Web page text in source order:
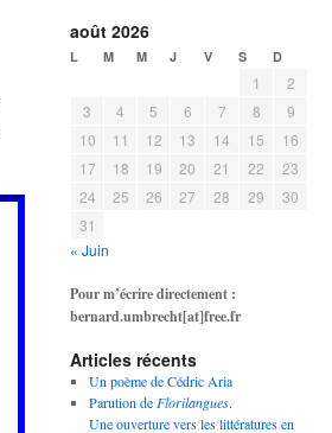
août 2026
L M M J V S D
1
2
3
4 5 6 7 8
9
10
11 12 13 14 15
16
17
18 19 20 21 22
23
24
25 26 27 28 29
30
31
« Juin
Pour m’écrire directement :
bernard.umbrecht[at]free.fr
Articles récents
Un poème de Cédric Aria
Parution de Florilangues.
Une ouverture vers les littératures en